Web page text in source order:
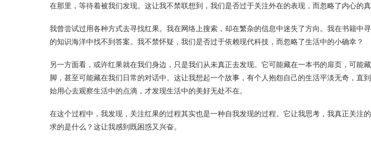
在那里，等待着被我们发现。这让我不禁联想到，我们是否过于关注外在的表现，而忽略了内心的
我曾尝试过用各种方式去寻找红果。我在网络上搜索，却在繁杂的信息中迷失了方向。我在书籍中
的知识海洋中找不到答案。我不禁怀疑，我们是否过于依赖现代科技，而忽略了生活中的小确幸？
另一方面看，或许红果就在我们身边，只是我们从未真正去发现。它可能藏在一本书的扉页，可能
脚，甚至可能藏在我们日常的对话中。这让我想起一个故事，有个人抱怨自己的生活平淡无奇，直
始用心去观察生活中的点滴，才发现生活中的美好无处不在。
在这个过程中，我发现，关注红果的过程其实也是一种自我发现的过程。它让我思考，我真正关注
求的是什么？这让我感到既困惑又兴奋。